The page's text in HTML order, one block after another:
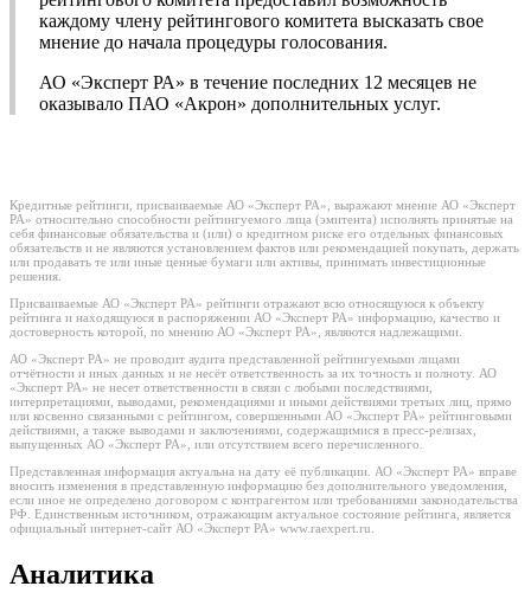
каждому члену рейтингового комитета высказать свое
мнение до начала процедуры голосования.
АО «Эксперт РА» в течение последних 12 месяцев не
оказывало ПАО «Акрон» дополнительных услуг.
Кредитные рейтинги, присваиваемые АО «Эксперт РА», выражают мнение АО «Эксперт
РА» относительно способности рейтингуемого лица (эмитента) исполнять принятые на
себя финансовые обязательства и (или) о кредитном риске его отдельных финансовых
обязательств и не являются установлением фактов или рекомендацией покупать, держать
или продавать те или иные ценные бумаги или активы, принимать инвестиционные
решения.
Присваиваемые АО «Эксперт РА» рейтинги отражают всю относящуюся к объекту
рейтинга и находящуюся в распоряжении АО «Эксперт РА» информацию, качество и
достоверность которой, по мнению АО «Эксперт РА», являются надлежащими.
АО «Эксперт РА» не проводит аудита представленной рейтингуемыми лицами
отчётности и иных данных и не несёт ответственность за их точность и полноту. АО
«Эксперт РА» не несет ответственности в связи с любыми последствиями,
интерпретациями, выводами, рекомендациями и иными действиями третьих лиц, прямо
или косвенно связанными с рейтингом, совершенными АО «Эксперт РА» рейтинговыми
действиями, а также выводами и заключениями, содержащимися в пресс-релизах,
выпущенных АО «Эксперт РА», или отсутствием всего перечисленного.
Представленная информация актуальна на дату её публикации. АО «Эксперт РА» вправе
вносить изменения в представленную информацию без дополнительного уведомления,
если иное не определено договором с контрагентом или требованиями законодательства
РФ. Единственным источником, отражающим актуальное состояние рейтинга, является
официальный интернет-сайт АО «Эксперт РА» www.raexpert.ru.
Аналитика